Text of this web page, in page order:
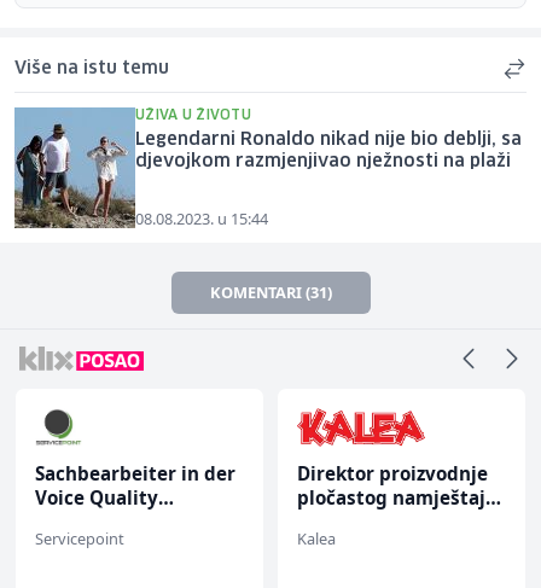
Više na istu temu
UŽIVA U ŽIVOTU
Legendarni Ronaldo nikad nije bio deblji, sa
djevojkom razmjenjivao nježnosti na plaži
08.08.2023. u 15:44
KOMENTARI (31)
Sachbearbeiter in der
Voice Quality
Servicepoint
Direktor proizvodnje
pločastog namještaja
Kalea